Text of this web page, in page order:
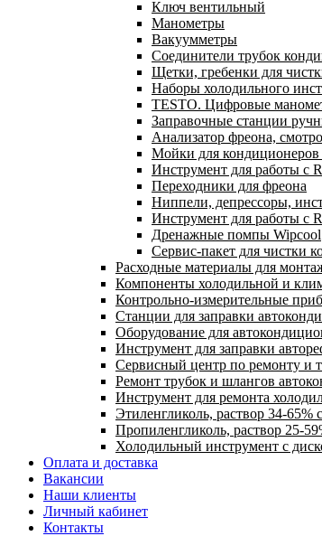
Ключ вентильный
Манометры
Вакуумметры
Соединители трубок
Щетки, гребенки для
Наборы холодильного
TESTO. Цифровые
Заправочные станции
Анализатор фреона,
Мойки для кондиционеров
Инструмент для работы с
Переходники для фреона
Ниппели, депрессоры,
Инструмент для работы с
Дренажные помпы Wipcool
Сервис-пакет для чистки
Расходные материалы для
Компоненты холодильной и
Контрольно-измерительные
Станции для заправки
Оборудование для
Инструмент для заправки
Сервисный центр по ремонту и
Ремонт трубок и шлангов
Инструмент для ремонта
Этиленгликоль, раствор 34-65%
Пропиленгликоль, раствор 25-
Холодильный инструмент с
Оплата и доставка
Вакансии
Наши клиенты
Личный кабинет
Контакты